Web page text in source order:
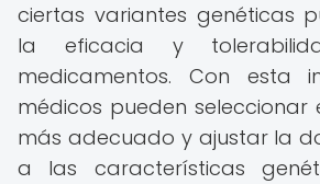
ciertas variantes genéticas
la eficacia y
medicamentos. Con esta
médicos pueden seleccionar
más adecuado y ajustar la
a las características